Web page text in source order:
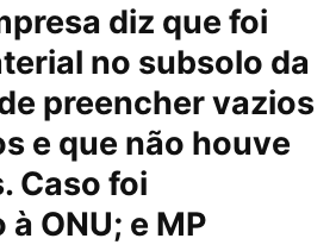
diz que foi
no subsolo da
preencher vazios
e que não houve
Caso foi
ONU; e MP